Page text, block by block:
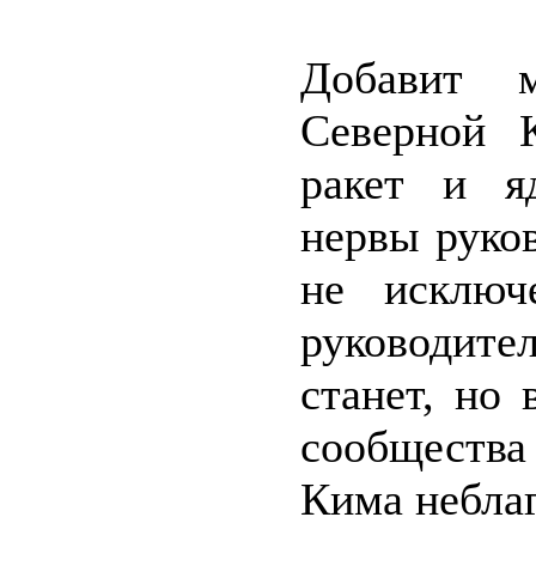
Добавит
ракет и
нервы
не
станет, но
Кима